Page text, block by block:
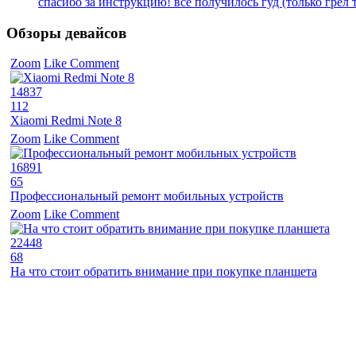
Обзоры девайсов
Zoom Like Comment
14837
112
Xiaomi Redmi Note 8
Zoom Like Comment
16891
65
Профессиональный ремонт мобильных устройств
Zoom Like Comment
22448
68
На что стоит обратить внимание при покупке планшета